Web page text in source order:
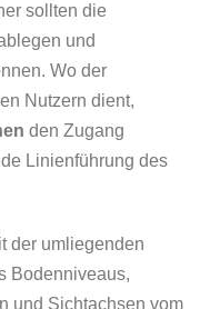
sollten die
und
Wo der
Nutzern dient,
den Zugang
Linienführung des
der umliegenden
Bodenniveaus,
und Sichtachsen vom